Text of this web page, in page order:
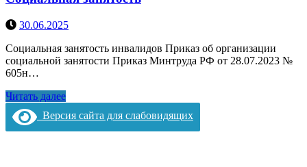
30.06.2025
Социальная занятость инвалидов Приказ об организации
социальной занятости Приказ Минтруда РФ от 28.07.2023 №
605н…
Читать далее
Версия сайта для слабовидящих